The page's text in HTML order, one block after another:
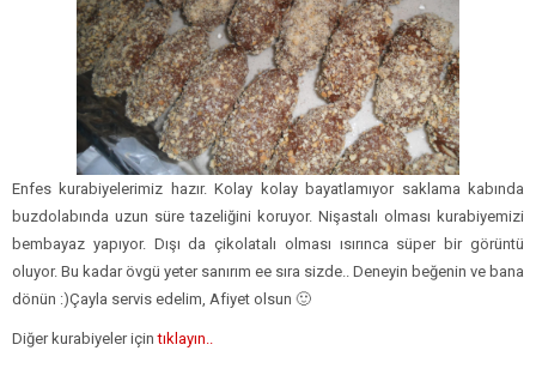
Enfes kurabiyelerimiz hazır. Kolay kolay bayatlamıyor saklama kabında
buzdolabında uzun süre tazeliğini koruyor. Nişastalı olması kurabiyemizi
bembayaz yapıyor. Dışı da çikolatalı olması ısırınca süper bir görüntü
oluyor. Bu kadar övgü yeter sanırım ee sıra sizde.. Deneyin beğenin ve bana
dönün :)Çayla servis edelim, Afiyet olsun 🙂
Diğer kurabiyeler için tıklayın..